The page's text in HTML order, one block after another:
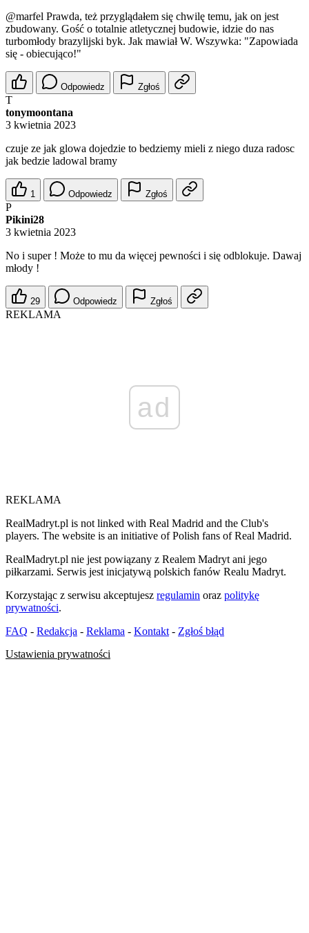
@marfel Prawda, też przyglądałem się chwilę temu, jak on jest
zbudowany. Gość o totalnie atletycznej budowie, idzie do nas
turbomłody brazylijski byk. Jak mawiał W. Wszywka: "Zapowiada
się - obiecująco!"
Odpowiedz Zgłoś
T
tonymoontana
3 kwietnia 2023
czuje ze jak glowa dojedzie to bedziemy mieli z niego duza radosc
jak bedzie ladowal bramy
1 Odpowiedz Zgłoś
P
Pikini28
3 kwietnia 2023
No i super ! Może to mu da więcej pewności i się odblokuje. Dawaj
młody !
29 Odpowiedz Zgłoś
REKLAMA
ad
REKLAMA
RealMadryt.pl is not linked with Real Madrid and the Club's
players. The website is an initiative of Polish fans of Real Madrid.
RealMadryt.pl nie jest powiązany z Realem Madryt ani jego
piłkarzami. Serwis jest inicjatywą polskich fanów Realu Madryt.
Korzystając z serwisu akceptujesz regulamin oraz politykę
prywatności.
FAQ - Redakcja - Reklama - Kontakt - Zgłoś błąd
Ustawienia prywatności